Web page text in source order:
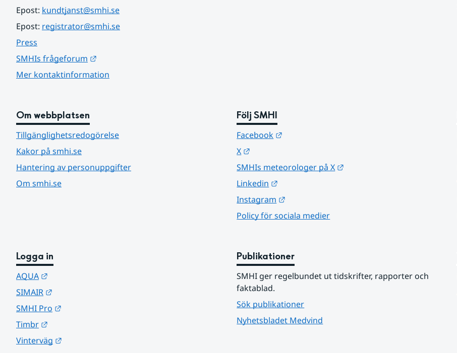
Epost: kundtjanst@smhi.se
Epost: registrator@smhi.se
Press
SMHIs frågeforum
Mer kontaktinformation
Om webbplatsen
Tillgänglighetsredogörelse
Kakor på smhi.se
Hantering av personuppgifter
Om smhi.se
Följ SMHI
Facebook
X
SMHIs meteorologer på X
Linkedin
Instagram
Policy för sociala medier
Logga in
AQUA
SIMAIR
SMHI Pro
Timbr
Vinterväg
Publikationer
SMHI ger regelbundet ut tidskrifter, rapporter och
faktablad.
Sök publikationer
Nyhetsbladet Medvind